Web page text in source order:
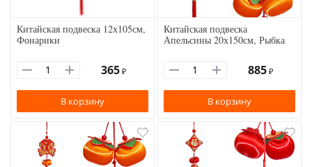
Китайская подвеска 12х105см,
Фонарики
365 ₽
В корзину
Китайская подвеска
Апельсины 20х150см, Рыбка
885 ₽
В корзину